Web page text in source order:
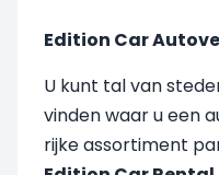
Edition Car
U kunt tal van
vinden waar u een
rijke assortiment